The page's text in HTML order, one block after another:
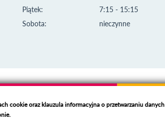
Piątek:
Sobota:
7:15 - 15:15
nieczynne
cookie oraz klauzula informacyjna o przetwarzaniu danych